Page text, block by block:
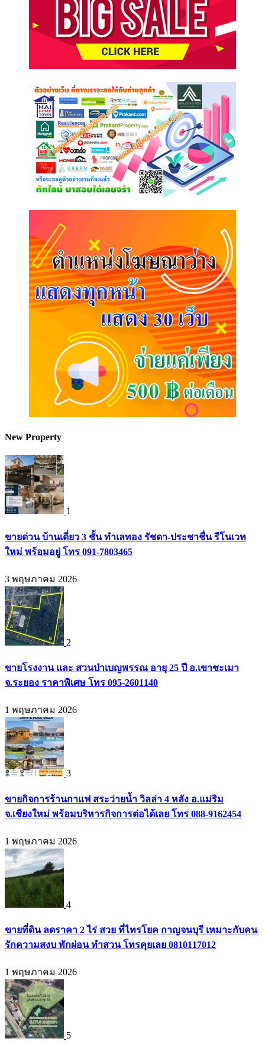
New Property
1
ขายด่วน บ้านเดี่ยว 3 ชั้น ทำเลทอง รัชดา-ประชาชื่น รีโนเวท
ใหม่ พร้อมอยู่ โทร 091-7803465
3 พฤษภาคม 2026
2
ขายโรงงาน และ สวนป่าเบญพรรณ อายุ 25 ปี อ.เขาชะเมา
จ.ระยอง ราคาพิเศษ โทร 095-2601140
1 พฤษภาคม 2026
3
ขายกิจการร้านกาแฟ สระว่ายน้ำ วิลล่า 4 หลัง อ.แม่ริม
จ.เชียงใหม่ พร้อมบริหารกิจการต่อได้เลย โทร 088-9162454
1 พฤษภาคม 2026
4
ขายที่ดิน ลดราคา 2 ไร่ สวย ที่ไทรโยค กาญจนบุรี เหมาะกับคน
รักความสงบ พักผ่อน ทำสวน โทรคุยเลย 0810117012
1 พฤษภาคม 2026
5